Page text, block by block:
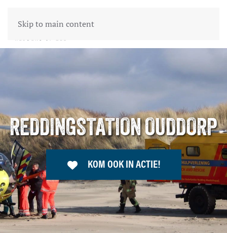
Skip to main content
REDDINGSTATION OUDDORP
KOM OOK IN ACTIE!